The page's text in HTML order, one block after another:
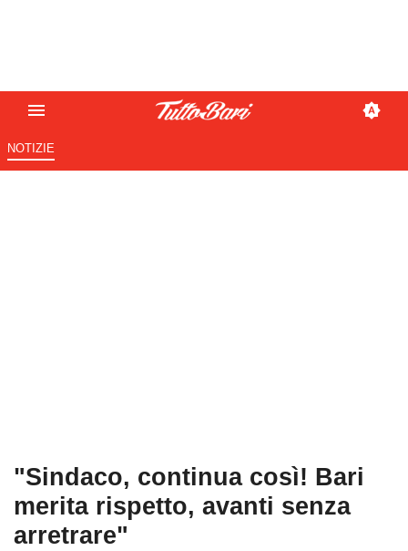
NOTIZIE
"Sindaco, continua così! Bari
merita rispetto, avanti senza
arretrare"